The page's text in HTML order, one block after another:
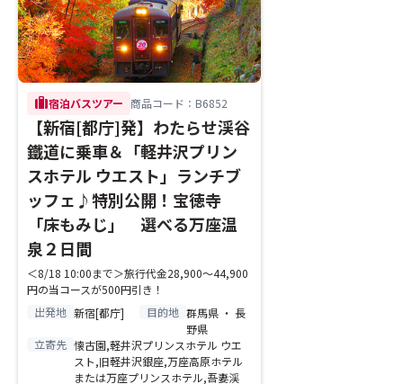
trip宿泊バスツアー 商品コード：B6852
【新宿[都庁]発】わたらせ渓谷
鐵道に乗車＆「軽井沢プリン
スホテル ウエスト」ランチブ
ッフェ♪特別公開！宝徳寺
「床もみじ」 選べる万座温
泉２日間
＜8/18 10:00まで＞旅行代金28,900～44,900
円の当コースが500円引き！
出発地 新宿[都庁] 目的地 群馬県 ・ 長
野県
立寄先 懐古園,軽井沢プリンスホテル ウエ
スト,旧軽井沢銀座,万座高原ホテル
または万座プリンスホテル,吾妻渓